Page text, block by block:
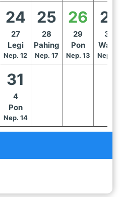
24
27
Legi
Nep. 12
25
28
Pahing
Nep. 17
26
29
Pon
Nep. 13
27
30
Wage
Nep.
31
4
Pon
Nep. 14